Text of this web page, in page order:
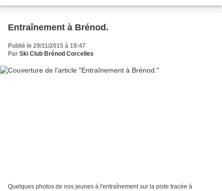
Entraînement à Brénod.
Publié le 29/11/2015 à 19:47
Par Ski Club Brénod Corcelles
Quelques photos de nos jeunes à l'entraînement sur la piste tracée à